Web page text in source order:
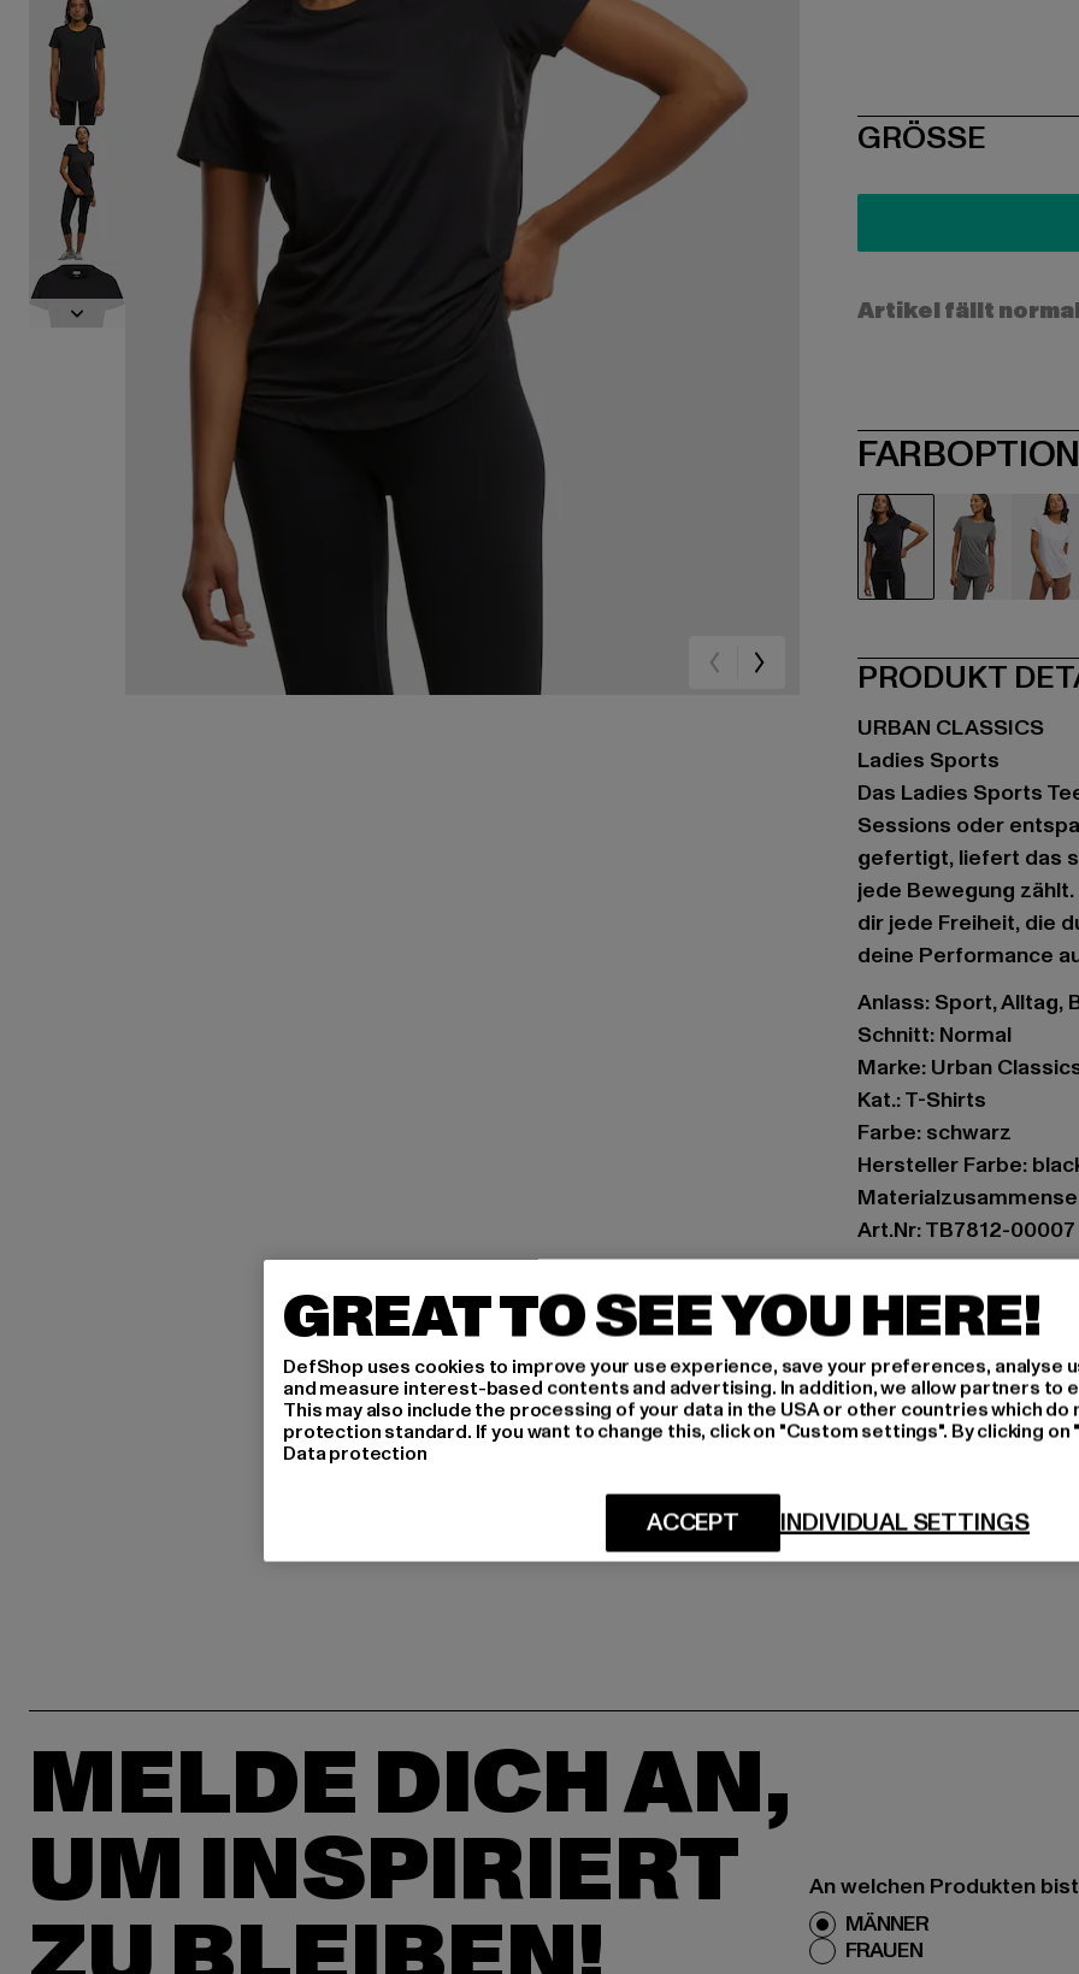
SIZE
GRÖSSE
Artikel fällt
PRODUKT
URBAN CLASSICS
Ladies Sports
Das Ladies Sports
Sessions oder
gefertigt, liefert das
jede Bewegung
dir jede Freiheit, die
deine Performance
Anlass: Sport, Alltag,
Schnitt: Normal
Marke: Urban
Kat.: T-Shirts
Farbe: schwarz
Hersteller Farbe:
Art.Nr: TB7812-00007
Hersteller: TB
Dr.-Robert-Murjahn-
GRÖSSE
LIEFERUNG &
MELDE DICH AN,
UM INSPIRIERT
An welchen Produkten
MÄNNER
FRAUEN
GREAT TO SEE YOU HERE!
DefShop uses cookies to improve your use experience, save your preferences, analyse
and measure interest-based contents and advertising. In addition, we allow partners to
This may also include the processing of your data in the USA or other countries which do
protection standard. If you want to change this, click on "Custom settings". By clicking
Data protection
INDIVIDUAL SETTINGS
ACCEPT